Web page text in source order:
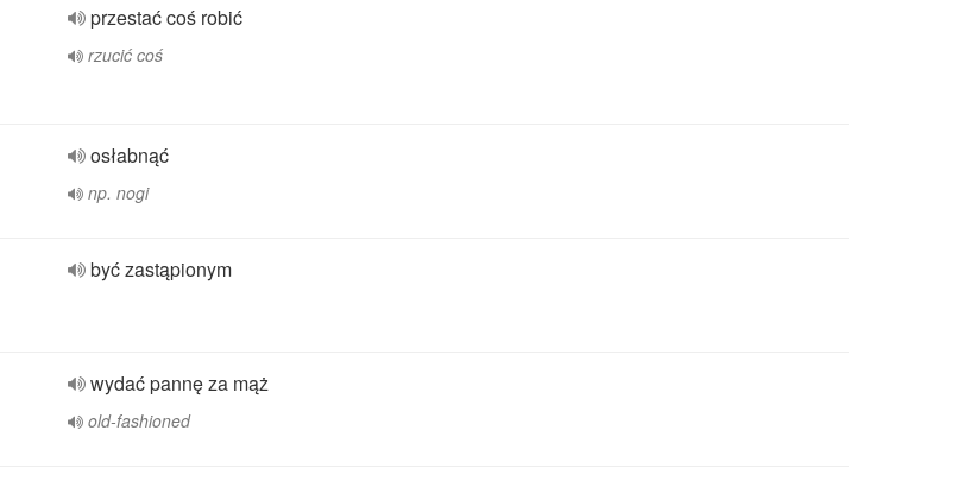
przestać coś robić
rzucić coś
osłabnąć
np. nogi
być zastąpionym
wydać pannę za mąż
old-fashioned